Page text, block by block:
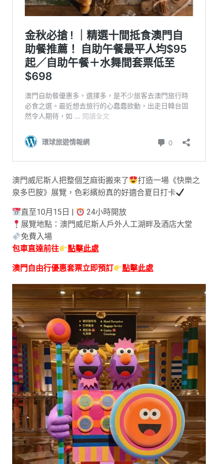
澳門威尼斯人把整個芝麻街搬來了
打造一場《快樂之
泉多巴胺》展覽，色彩繽紛真的好適合夏日打卡
直至10月15日 |
24小時開放
展覽地點：澳門威尼斯人戶外人工湖畔及酒店大堂
免費入場
包車直達前往
點擊此處
澳門自由行優惠套票立即預訂 點擊此處